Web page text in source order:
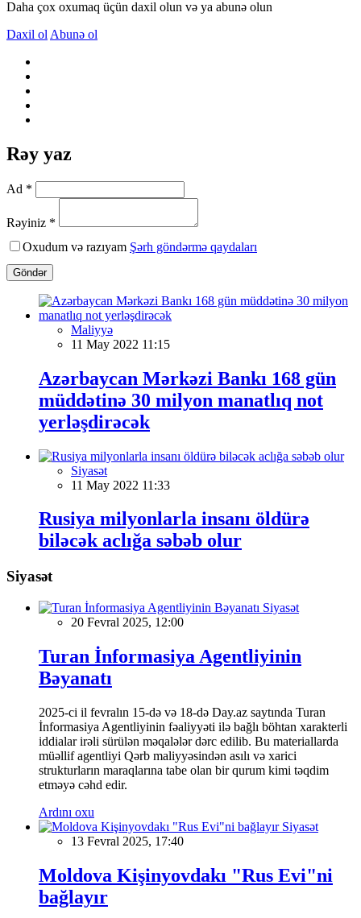
Daha çox oxumaq üçün daxil olun və ya abunə olun
Daxil ol Abunə ol
Rəy yaz
Ad *
Rəyiniz *
Oxudum və razıyam Şərh göndərmə qaydaları
Göndər
Maliyyə
11 May 2022 11:15
Azərbaycan Mərkəzi Bankı 168 gün
müddətinə 30 milyon manatlıq not
yerləşdirəcək
Siyasət
11 May 2022 11:33
Rusiya milyonlarla insanı öldürə
biləcək aclığa səbəb olur
Siyasət
Siyasət
20 Fevral 2025, 12:00
Turan İnformasiya Agentliyinin
Bəyanatı
2025-ci il fevralın 15-də və 18-də Day.az saytında Turan
İnformasiya Agentliyinin fəaliyyəti ilə bağlı böhtan xarakterli
iddialar irəli sürülən məqalələr dərc edilib. Bu materiallarda
müəllif agentliyi Qərb maliyyəsindən asılı və xarici
strukturların maraqlarına tabe olan bir qurum kimi təqdim
etməyə cəhd edir.
Ardını oxu
Siyasət
13 Fevral 2025, 17:40
Moldova Kişinyovdakı "Rus Evi"ni
bağlayır